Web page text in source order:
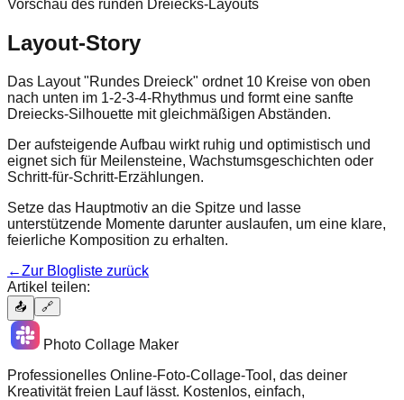
Vorschau des runden Dreiecks-Layouts
Layout-Story
Das Layout "Rundes Dreieck" ordnet 10 Kreise von oben
nach unten im 1-2-3-4-Rhythmus und formt eine sanfte
Dreiecks-Silhouette mit gleichmäßigen Abständen.
Der aufsteigende Aufbau wirkt ruhig und optimistisch und
eignet sich für Meilensteine, Wachstumsgeschichten oder
Schritt-für-Schritt-Erzählungen.
Setze das Hauptmotiv an die Spitze und lasse
unterstützende Momente darunter auslaufen, um eine klare,
feierliche Komposition zu erhalten.
←Zur Blogliste zurück
Artikel teilen:
📤 🔗
Photo Collage Maker
Professionelles Online-Foto-Collage-Tool, das deiner
Kreativität freien Lauf lässt. Kostenlos, einfach,